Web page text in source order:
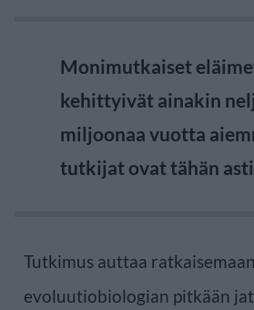
Monimutkaiset
kehittyivät ainakin
miljoonaa vuotta
tutkijat ovat tähän
Tutkimus auttaa ratkaisemaan
evoluutiobiologian pitkään